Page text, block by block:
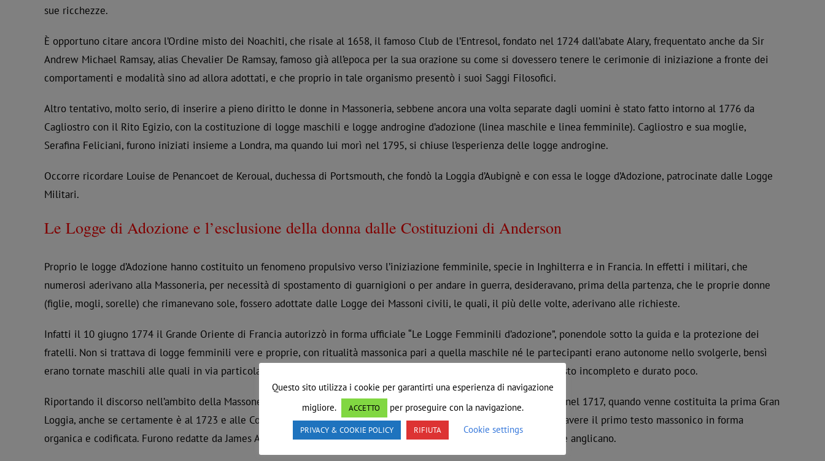
sue ricchezze.
È opportuno citare ancora l’Ordine misto dei Noachiti, che risale al 1658, il famoso Club de l’Entresol, fondato nel 1724 dall’abate Alary, frequentato anche da Sir
Andrew Michael Ramsay, alias Chevalier De Ramsay, famoso già all’epoca per la sua orazione su come si dovessero tenere le cerimonie di iniziazione a fronte dei
comportamenti e modalità sino ad allora adottati, e che proprio in tale organismo presentò i suoi Saggi Filosofici.
Altro tentativo, molto serio, di inserire a pieno diritto le donne in Massoneria, sebbene ancora una volta separate dagli uomini è stato fatto intorno al 1776 da
Cagliostro con il Rito Egizio, con la costituzione di logge maschili e logge androgine d’adozione (linea maschile e linea femminile). Cagliostro e sua moglie,
Serafina Feliciani, furono iniziati insieme a Londra, ma quando lui morì nel 1795, si chiuse l’esperienza delle logge androgine.
Occorre ricordare Louise de Penancoet de Keroual, duchessa di Portsmouth, che fondò la Loggia d’Aubignè e con essa le logge d’Adozione, patrocinate dalle Logge
Militari.
Le Logge di Adozione e l’esclusione della donna dalle Costituzioni di Anderson
Proprio le logge d’Adozione hanno costituito un fenomeno propulsivo verso l’iniziazione femminile, specie in Inghilterra e in Francia. In effetti i militari, che
numerosi aderivano alla Massoneria, per necessità di spostamento di guarnigioni o per andare in guerra, desideravano, prima della partenza, che le proprie donne
(figlie, mogli, sorelle) che rimanevano sole, fossero adottate dalle Logge dei Massoni civili, le quali, il più delle volte, aderivano alle richieste.
Infatti il 10 giugno 1774 il Grande Oriente di Francia autorizzò in forma ufficiale “Le Logge Femminili d’adozione”, ponendole sotto la guida e la protezione dei
fratelli. Non si trattava di logge femminili vere e proprie, con ritualità massonica pari a quella maschile né le partecipanti erano autonome nello svolgerle, bensì
erano tornate maschili alle quali in via particolare alle done era consentito l’accesso. È stato un tentativo di rito misto incompleto e durato poco.
Riportando il discorso nell’ambito della Massoneria moderna e speculativa, la sua riorganizzazione ha avuto origine nel 1717, quando venne costituita la prima Gran
Loggia, anche se certamente è al 1723 e alle Costituzioni Massoniche di Anderson che occorre fare riferimento per avere il primo testo massonico in forma
organica e codificata. Furono redatte da James Anderson, pastore presbiteriano e Jean Théophile Désaguliers, pastore anglicano.
Questo sito utilizza i cookie per garantirti una esperienza di navigazione
migliore.
ACCETTO per proseguire con la navigazione.
PRIVACY & COOKIE POLICY RIFIUTA Cookie settings